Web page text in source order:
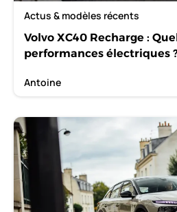
Actus & modèles récents
Volvo XC40 Recharge :
performances électriques ?
Antoine